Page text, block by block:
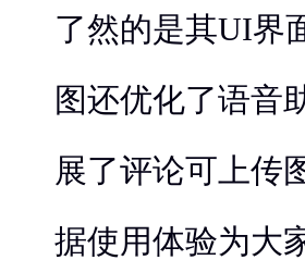
了然的是其UI界
图还优化了语音
展了评论可上传
据使用体验为大